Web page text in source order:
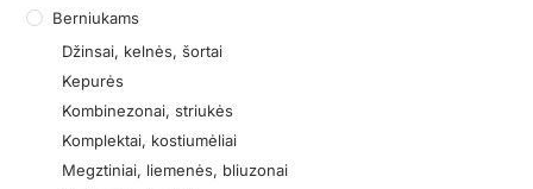
Berniukams
Džinsai, kelnės, šortai
Kepurės
Kombinezonai, striukės
Komplektai, kostiumėliai
Megztiniai, liemenės, bliuzonai